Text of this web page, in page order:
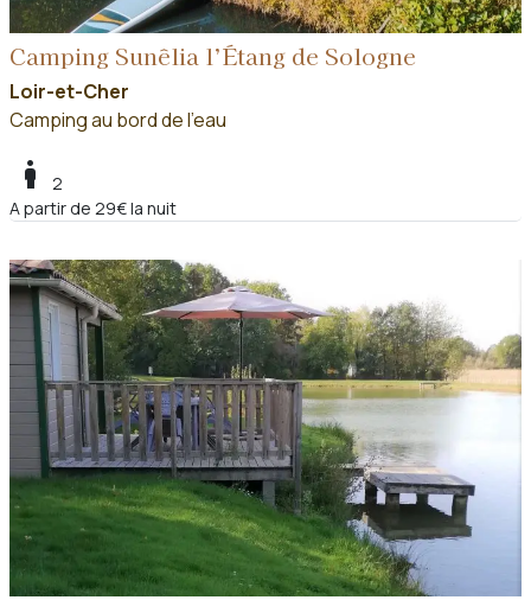
Camping Sunêlia l’Étang de Sologne
Loir-et-Cher
Camping au bord de l'eau
boy
2
A partir de 29€ la nuit